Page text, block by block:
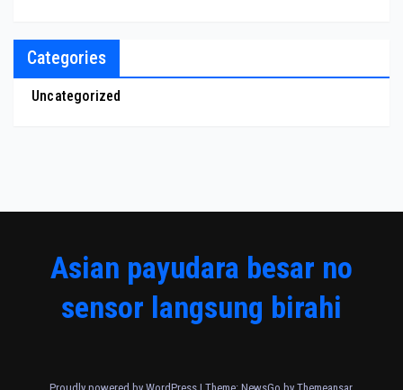
Categories
Uncategorized
Asian payudara besar no
sensor langsung birahi